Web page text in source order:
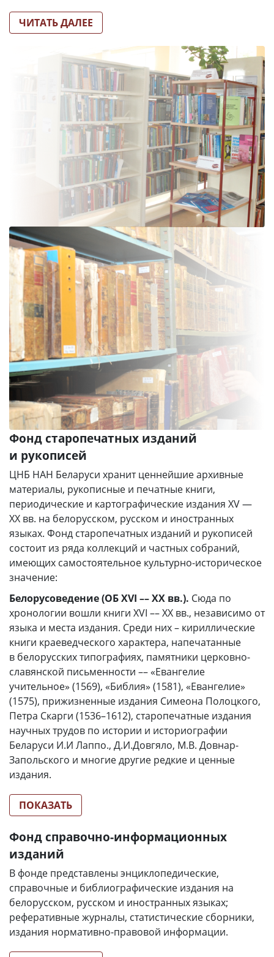
ЧИТАТЬ ДАЛЕЕ
Фонд старопечатных изданий
и рукописей
ЦНБ НАН Беларуси хранит ценнейшие архивные
материалы, рукописные и печатные книги,
периодические и картографические издания XV —
XX вв. на белорусском, русском и иностранных
языках. Фонд старопечатных изданий и рукописей
состоит из ряда коллекций и частных собраний,
имеющих самостоятельное культурно-историческое
значение:
Белорусоведение (ОБ XVI –– XX вв.). Сюда по
хронологии вошли книги XVI –– XX вв., независимо от
языка и места издания. Среди них – кириллические
книги краеведческого характера, напечатанные
в белорусских типографиях, памятники церковно-
славянской письменности –– «Евангелие
учительное» (1569), «Библия» (1581), «Евангелие»
(1575), прижизненные издания Симеона Полоцкого,
Петра Скарги (1536–1612), старопечатные издания
научных трудов по истории и историографии
Беларуси И.И Лаппо., Д.И.Довгяло, М.В. Довнар-
Запольского и многие другие редкие и ценные
издания.
ПОКАЗАТЬ
Фонд справочно-информационных
изданий
В фонде представлены энциклопедические,
справочные и библиографические издания на
белорусском, русском и иностранных языках;
реферативные журналы, статистические сборники,
издания нормативно-правовой информации.